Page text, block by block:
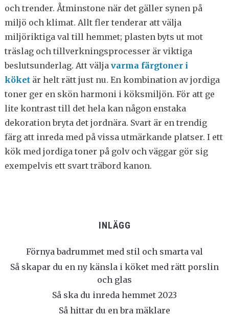
och trender. Åtminstone när det gäller synen på
miljö och klimat. Allt fler tenderar att välja
miljöriktiga val till hemmet; plasten byts ut mot
träslag och tillverkningsprocesser är viktiga
beslutsunderlag. Att välja varma färgtoner i
köketär helt rätt just nu. En kombination av jordiga
toner ger en skön harmoni i köksmiljön. För att ge
lite kontrast till det hela kan någon enstaka
dekoration bryta det jordnära. Svart är en trendig
färg att inreda med på vissa utmärkande platser. I ett
kök med jordiga toner på golv och väggar gör sig
exempelvis ett svart träbord kanon.
INLÄGG
Förnya badrummet med stil och smarta val
Så skapar du en ny känsla i köket med rätt porslin
och glas
Så ska du inreda hemmet 2023
Så hittar du en bra mäklare